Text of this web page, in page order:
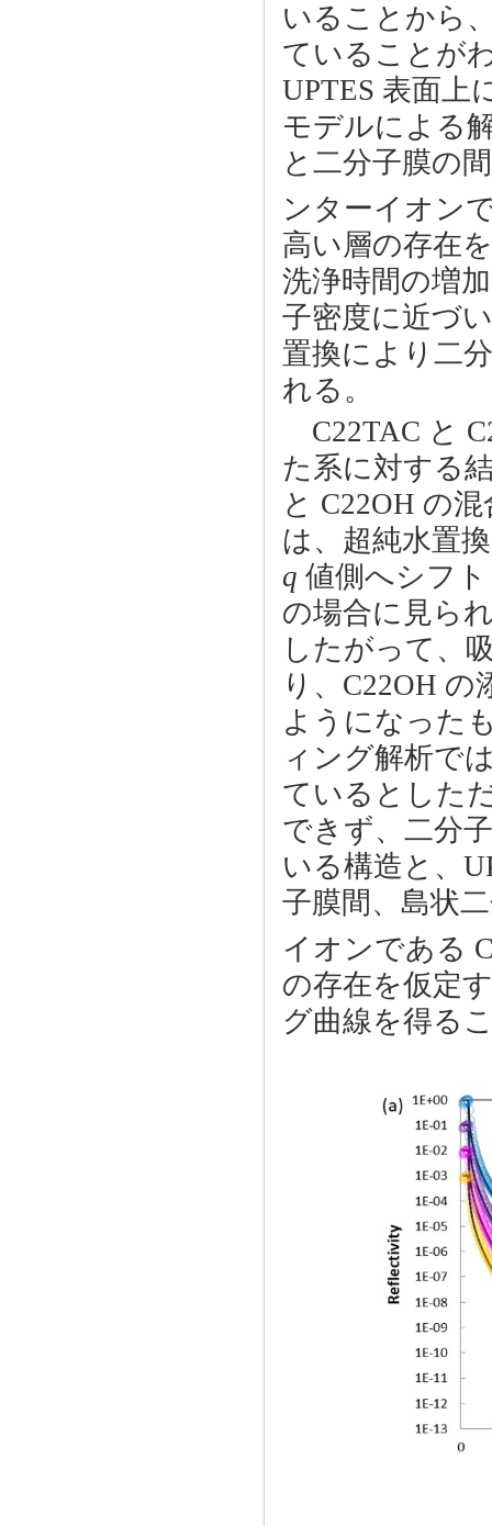
いることから
ていることが
UPTES 表面上
モデルによる
と二分子膜の
ンターイオン
高い層の存在
洗浄時間の増
子密度に近づ
置換により二
れる。
C22TAC と
た系に対する
と C22OH の
は、超純水置
q 値側へシフ
の場合に見ら
したがって、
り、C22OH
ようになった
ィング解析で
ているとした
できず、二分
いる構造と、
子膜間、島状
イオンである
の存在を仮定
グ曲線を得る